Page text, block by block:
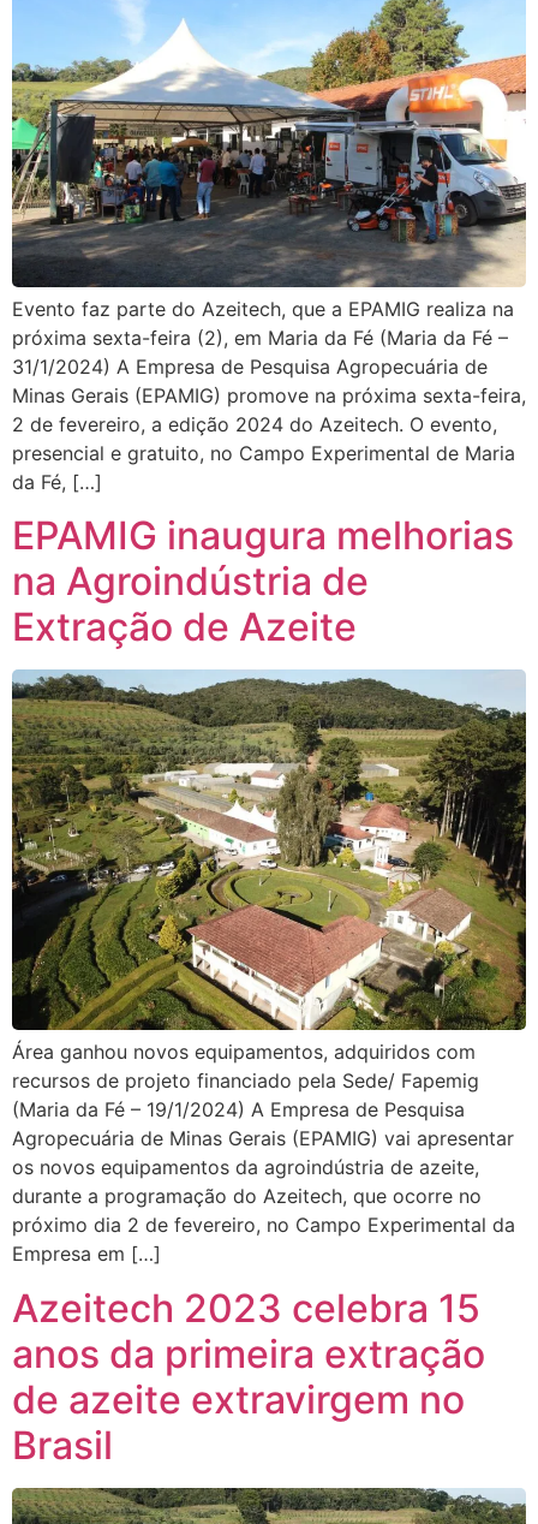
Evento faz parte do Azeitech, que a EPAMIG realiza na
próxima sexta-feira (2), em Maria da Fé (Maria da Fé –
31/1/2024) A Empresa de Pesquisa Agropecuária de
Minas Gerais (EPAMIG) promove na próxima sexta-feira,
2 de fevereiro, a edição 2024 do Azeitech. O evento,
presencial e gratuito, no Campo Experimental de Maria
da Fé, […]
EPAMIG inaugura melhorias
na Agroindústria de
Extração de Azeite
Área ganhou novos equipamentos, adquiridos com
recursos de projeto financiado pela Sede/ Fapemig
(Maria da Fé – 19/1/2024) A Empresa de Pesquisa
Agropecuária de Minas Gerais (EPAMIG) vai apresentar
os novos equipamentos da agroindústria de azeite,
durante a programação do Azeitech, que ocorre no
próximo dia 2 de fevereiro, no Campo Experimental da
Empresa em […]
Azeitech 2023 celebra 15
anos da primeira extração
de azeite extravirgem no
Brasil